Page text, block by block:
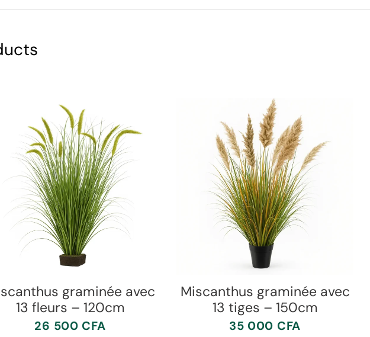
graminée avec
13 fleurs – 120cm
26 500 CFA
Miscanthus graminée avec
13 tiges – 150cm
35 000 CFA